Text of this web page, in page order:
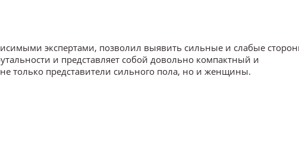
экспертами, позволил выявить сильные и слабые
и представляет собой довольно компактный и
только представители сильного пола, но и женщины.